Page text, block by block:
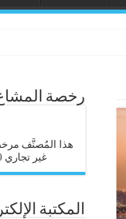
رخصة
هذا المُصنَّف
غير تجاري 4.0 دولي
المكتبة